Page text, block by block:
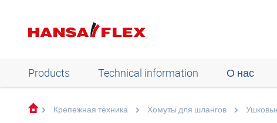
Products Technical information О нас
Крепежная техника Хомуты для шлангов